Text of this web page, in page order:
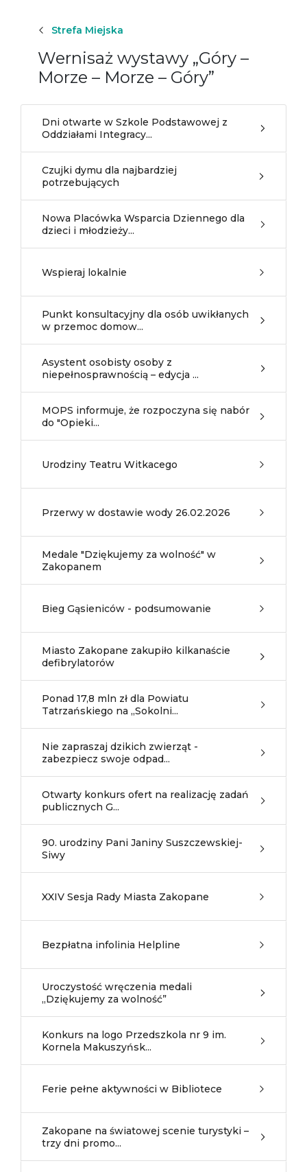
Strefa Miejska
Wernisaż wystawy „Góry –
Morze – Morze – Góry”
Dni otwarte w Szkole Podstawowej z
Oddziałami Integracy...
Czujki dymu dla najbardziej
potrzebujących
Nowa Placówka Wsparcia Dziennego dla
dzieci i młodzieży...
Wspieraj lokalnie
Punkt konsultacyjny dla osób uwikłanych
w przemoc domow...
Asystent osobisty osoby z
niepełnosprawnością – edycja ...
MOPS informuje, że rozpoczyna się nabór
do "Opieki...
Urodziny Teatru Witkacego
Przerwy w dostawie wody 26.02.2026
Medale "Dziękujemy za wolność" w
Zakopanem
Bieg Gąsieniców - podsumowanie
Miasto Zakopane zakupiło kilkanaście
defibrylatorów
Ponad 17,8 mln zł dla Powiatu
Tatrzańskiego na „Sokolni...
Nie zapraszaj dzikich zwierząt -
zabezpiecz swoje odpad...
Otwarty konkurs ofert na realizację zadań
publicznych G...
90. urodziny Pani Janiny Suszczewskiej-
Siwy
XXIV Sesja Rady Miasta Zakopane
Bezpłatna infolinia Helpline
Uroczystość wręczenia medali
„Dziękujemy za wolność”
Konkurs na logo Przedszkola nr 9 im.
Kornela Makuszyńsk...
Ferie pełne aktywności w Bibliotece
Zakopane na światowej scenie turystyki –
trzy dni promo...